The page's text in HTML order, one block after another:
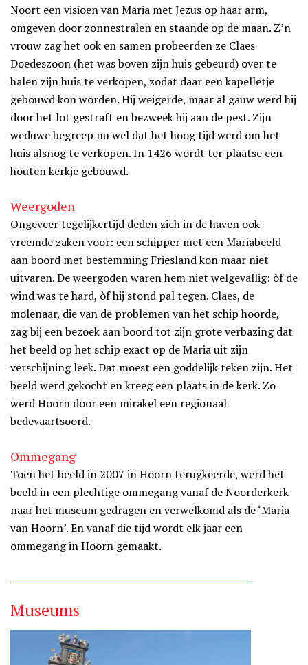
Noort een visioen van Maria met Jezus op haar arm,
omgeven door zonnestralen en staande op de maan. Z’n
vrouw zag het ook en samen probeerden ze Claes
Doedeszoon (het was boven zijn huis gebeurd) over te
halen zijn huis te verkopen, zodat daar een kapelletje
gebouwd kon worden. Hij weigerde, maar al gauw werd hij
door het lot gestraft en bezweek hij aan de pest. Zijn
weduwe begreep nu wel dat het hoog tijd werd om het
huis alsnog te verkopen. In 1426 wordt ter plaatse een
houten kerkje gebouwd.
Weergoden
Ongeveer tegelijkertijd deden zich in de haven ook
vreemde zaken voor: een schipper met een Mariabeeld
aan boord met bestemming Friesland kon maar niet
uitvaren. De weergoden waren hem niet welgevallig: òf de
wind was te hard, òf hij stond pal tegen. Claes, de
molenaar, die van de problemen van het schip hoorde,
zag bij een bezoek aan boord tot zijn grote verbazing dat
het beeld op het schip exact op de Maria uit zijn
verschijning leek. Dat moest een goddelijk teken zijn. Het
beeld werd gekocht en kreeg een plaats in de kerk. Zo
werd Hoorn door een mirakel een regionaal
bedevaartsoord.
Ommegang
Toen het beeld in 2007 in Hoorn terugkeerde, werd het
beeld in een plechtige ommegang vanaf de Noorderkerk
naar het museum gedragen en verwelkomd als de ‘Maria
van Hoorn’. En vanaf die tijd wordt elk jaar een
ommegang in Hoorn gemaakt.
Museums